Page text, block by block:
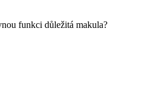
funkci důležitá makula?